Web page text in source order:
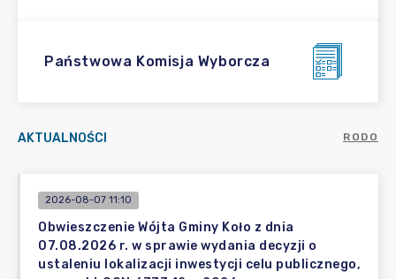
Państwowa Komisja Wyborcza
AKTUALNOŚCI RODO
2026-08-07 11:10
Obwieszczenie Wójta Gminy Koło z dnia
07.08.2026 r. w sprawie wydania decyzji o
ustaleniu lokalizacji inwestycji celu publicznego,